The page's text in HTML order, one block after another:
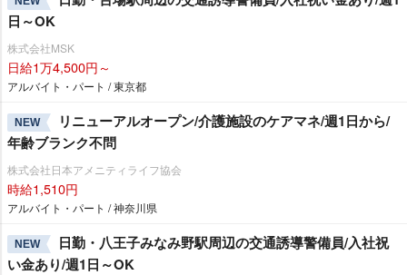
日～OK
株式会社MSK
日給1万4,500円～
アルバイト・パート / 東京都
NEW
リニューアルオープン/介護施設のケアマネ/週1日から/
年齢ブランク不問
株式会社日本アメニティライフ協会
時給1,510円
アルバイト・パート / 神奈川県
NEW
日勤・八王子みなみ野駅周辺の交通誘導警備員/入社祝
い金あり/週1日～OK